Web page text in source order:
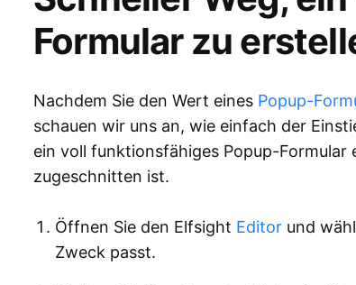
Formular zu
Nachdem Sie den Wert eines Popup-
schauen wir uns an, wie einfach der
ein voll funktionsfähiges Popup-Formular
zugeschnitten ist.
Öffnen Sie den Elfsight Editor und
Zweck passt.